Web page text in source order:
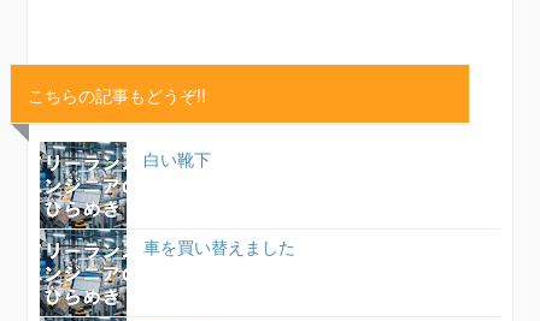
こちらの記事もどうぞ!!
白い靴下
車を買い替えました